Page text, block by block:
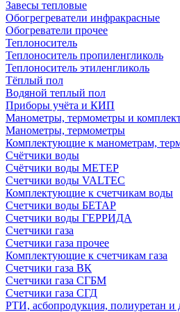
Завесы тепловые
Обогрегреватели инфракрасные
Обогреватели прочее
Теплоноситель
Теплоноситель пропиленгликоль
Теплоноситель этиленгликоль
Тёплый пол
Водяной теплый пол
Приборы учёта и КИП
Манометры, термометры и
Манометры, термометры
Комплектующие к манометрам,
Счётчики воды
Счётчики воды МЕТЕР
Счетчики воды VALTEC
Комплектующие к счетчикам воды
Счетчики воды БЕТАР
Счетчики воды ГЕРРИДА
Счетчики газа
Счетчики газа прочее
Комплектующие к счетчикам газа
Счетчики газа ВК
Счетчики газа СГБМ
Счетчики газа СГД
РТИ, асбопродукция, полиуретан и